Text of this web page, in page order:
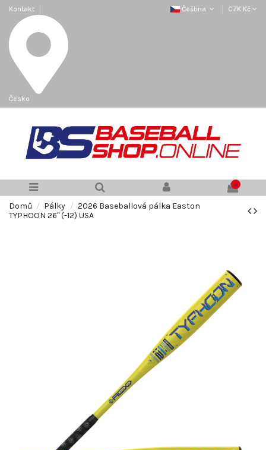
Kontakt
Česko
Čeština CZK Kč
0
Domů Pálky
2026 Baseballová pálka Easton
TYPHOON 26" (-12) USA